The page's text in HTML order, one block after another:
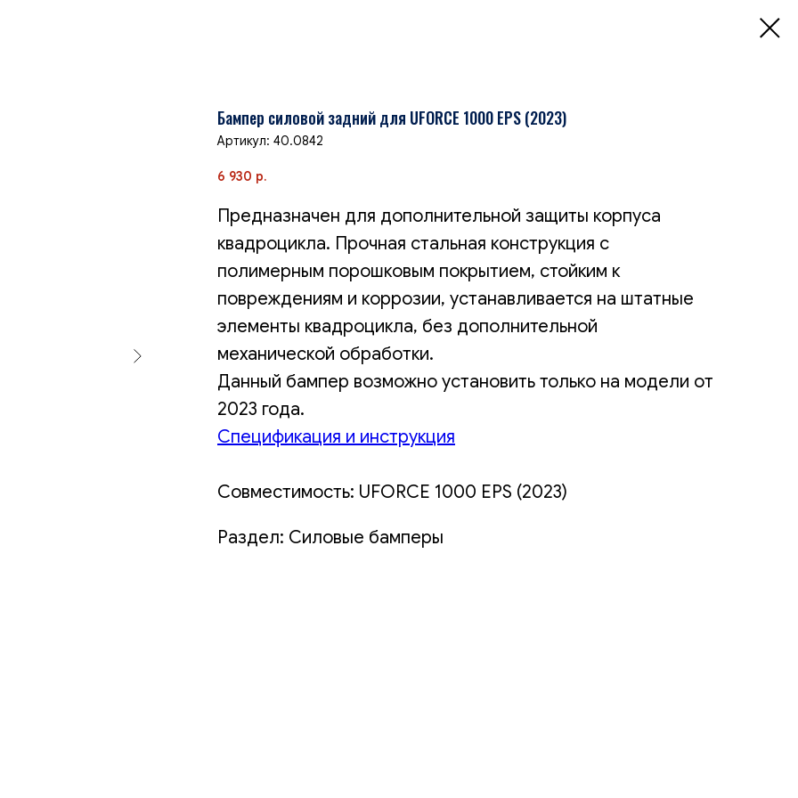
Бампер силовой задний для UFORCE 1000 EPS (2023)
Артикул: 40.0842
6 930 р.
Предназначен для дополнительной защиты корпуса
квадроцикла. Прочная стальная конструкция с
полимерным порошковым покрытием, стойким к
повреждениям и коррозии, устанавливается на штатные
элементы квадроцикла, без дополнительной
механической обработки.
Данный бампер возможно установить только на модели от
2023 года.
Спецификация и инструкция
Совместимость: UFORCE 1000 EPS (2023)
Раздел: Силовые бамперы